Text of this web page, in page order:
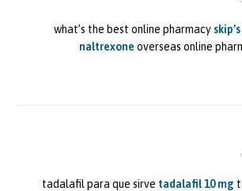
what’s the best online pharmacy
naltrexone overseas online
tadalafil para que sirve tadalafil 10 mg